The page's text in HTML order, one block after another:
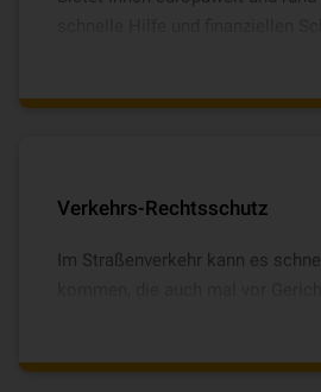
Verkehrs-Rechts­schutz
Im Straßenverkehr kann es
sogar als Fußgänger.